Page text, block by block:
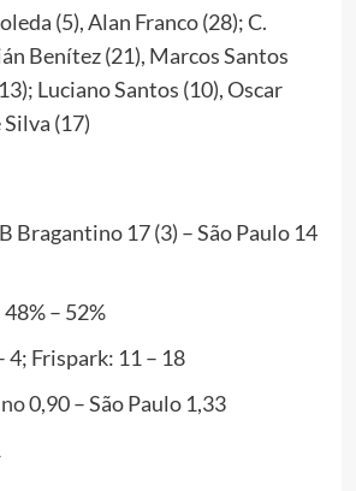
(5), Alan Franco (28); C.
Benítez (21), Marcos Santos
Luciano Santos (10), Oscar
(17)
Bragantino 17 (3) – São Paulo 14
– 52%
4; Frispark: 11 – 18
0,90 – São Paulo 1,33